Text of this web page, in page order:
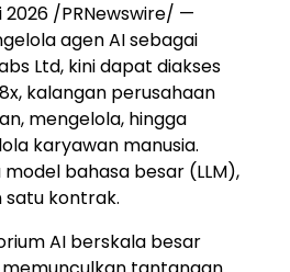
2026 /PRNewswire/ —
agen AI sebagai
Ltd, kini dapat diakses
kalangan perusahaan
mengelola, hingga
karyawan manusia.
bahasa besar (LLM),
satu kontrak.
AI berskala besar